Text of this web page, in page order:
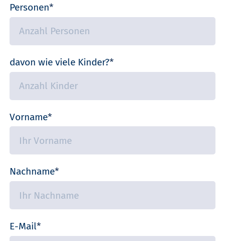
Pflichtfeld
Personen*
Pflichtfeld
davon wie viele Kinder?*
Pflichtfeld
Vorname*
Pflichtfeld
Nachname*
Pflichtfeld
E-Mail*